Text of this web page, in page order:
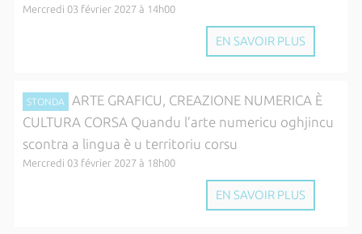
Mercredi 03 février 2027 à 14h00
EN SAVOIR PLUS
STONDA
ARTE GRAFICU, CREAZIONE NUMERICA È
CULTURA CORSA Quandu l’arte numericu oghjincu
scontra a lingua è u territoriu corsu
Mercredi 03 février 2027 à 18h00
EN SAVOIR PLUS